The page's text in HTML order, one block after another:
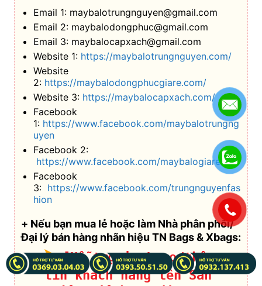
Email 1: maybalotrungnguyen@gmail.com
Email 2: maybalodongphuc@gmail.com
Email 3: maybalocapxach@gmail.com
Website 1: https://maybalotrungnguyen.com/
Website
2: https://maybalodongphucgiare.com/
Website 3: https://maybalocapxach.com/
Facebook
1: https://www.facebook.com/maybalotrungng
uyen
Facebook 2:
https://www.facebook.com/maybalogiarenhat
Facebook
3: https://www.facebook.com/trungnguyenfas
hion
+ Nếu bạn mua lẻ hoặc làm Nhà phân phối/
Đại lý bán hàng nhãn hiệu TN Bags & Xbags:
[Hỗ trợ in Logo/thông
tin khách hàng lên Sản
.